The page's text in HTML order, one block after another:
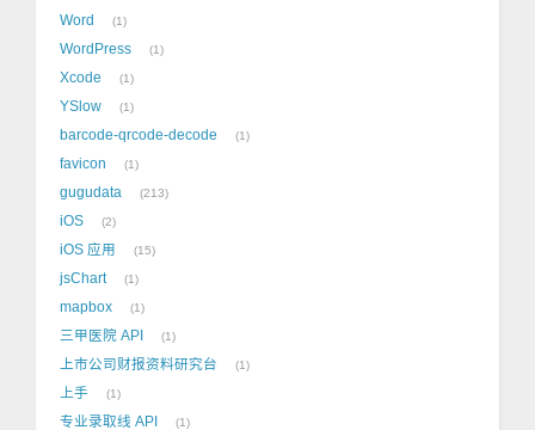
Word 1
WordPress 1
Xcode 1
YSlow 1
barcode-qrcode-decode 1
favicon 1
gugudata 213
iOS 2
iOS 应用 15
jsChart 1
mapbox 1
三甲医院 API 1
上市公司财报资料研究台 1
上手 1
专业录取线 API 1